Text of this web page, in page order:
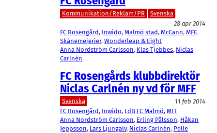
Kommunikation/Reklam/PR
Svenska
28 apr 2014
FC Rosengård, Inwido, Malmö stad, McCann, MFF
Skånemejerier, Wonderleap & Eight
Anna Nordström Carlsson, Klas Tjebbes, Niclas
Carlnén
FC Rosengårds klubbdirektör
Niclas Carlnén ny vd för MFF
Svenska
11 feb 2014
FC Rosengård, Inwido, LdB FC Malmö, MFF
Anna Nordström Carlsson, Erling Pålsson, Håkan
Jeppsson, Lars Ljungälv, Niclas Carlnén, Pelle